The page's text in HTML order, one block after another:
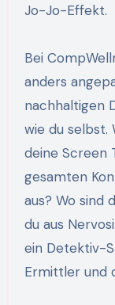
Jo-Jo-Effekt.
Bei
anders
nachhaltigen
wie du selbst.
deine Screen
gesamten
aus? Wo sind
du aus
ein Detektiv-
Ermittler und